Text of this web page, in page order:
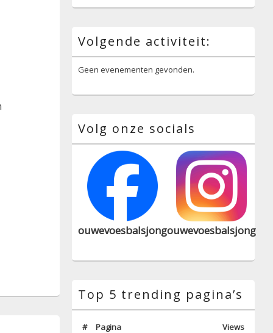
Volgende activiteit:
Geen evenementen gevonden.
Volg onze socials
ouwevoesbalsjongouwevoesbalsjong
Top 5 trending pagina’s
# Pagina Views